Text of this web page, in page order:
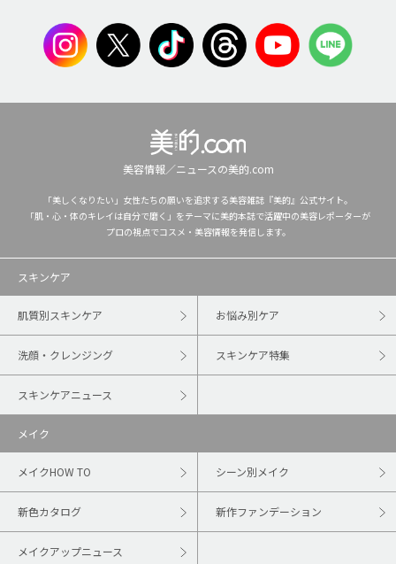
美容情報／ニュースの美的.com
「美しくなりたい」女性たちの願いを追求する美容雑誌『美的』公式サイト。
「肌・心・体のキレイは自分で磨く」をテーマに美的本誌で活躍中の美容レポーターが
プロの視点でコスメ・美容情報を発信します。
スキンケア
肌質別スキンケア お悩み別ケア
洗顔・クレンジング スキンケア特集
スキンケアニュース
メイク
メイクHOW TO シーン別メイク
新色カタログ 新作ファンデーション
メイクアップニュース